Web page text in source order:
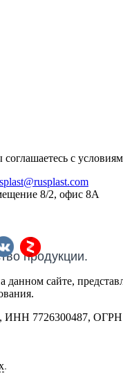
с
8/2, офис 8А
продукции.
сайте,
7726300487, ОГРН
.